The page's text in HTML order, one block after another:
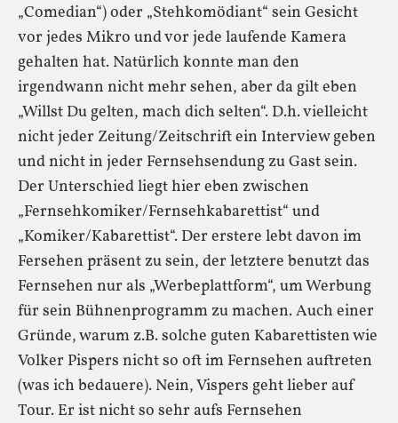
„Comedian“) oder „Stehkomödiant“ sein Gesicht
vor jedes Mikro und vor jede laufende Kamera
gehalten hat. Natürlich konnte man den
irgendwann nicht mehr sehen, aber da gilt eben
„Willst Du gelten, mach dich selten“. D.h. vielleicht
nicht jeder Zeitung/Zeitschrift ein Interview geben
und nicht in jeder Fernsehsendung zu Gast sein.
Der Unterschied liegt hier eben zwischen
„Fernsehkomiker/Fernsehkabarettist“ und
„Komiker/Kabarettist“. Der erstere lebt davon im
Fersehen präsent zu sein, der letztere benutzt das
Fernsehen nur als „Werbeplattform“, um Werbung
für sein Bühnenprogramm zu machen. Auch einer
Gründe, warum z.B. solche guten Kabarettisten wie
Volker Pispers nicht so oft im Fernsehen auftreten
(was ich bedauere). Nein, Vispers geht lieber auf
Tour. Er ist nicht so sehr aufs Fernsehen